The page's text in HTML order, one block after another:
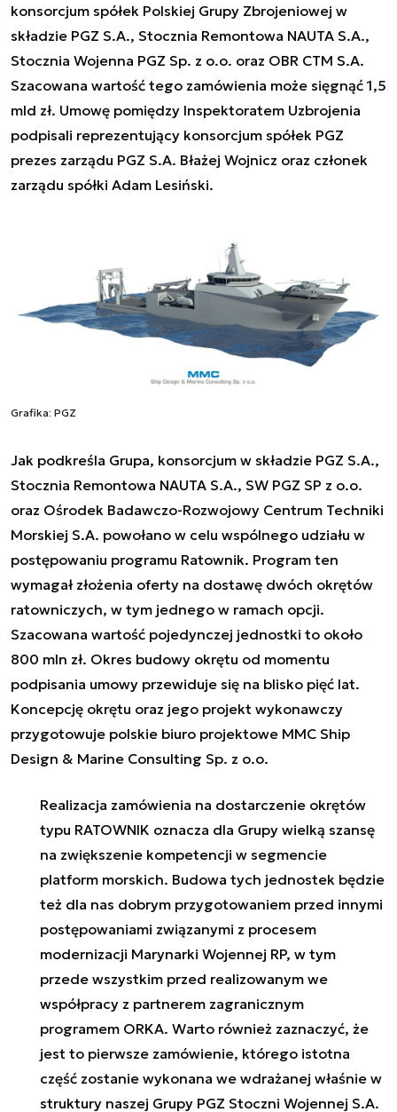
konsorcjum spółek Polskiej Grupy Zbrojeniowej w
składzie PGZ S.A., Stocznia Remontowa NAUTA S.A.,
Stocznia Wojenna PGZ Sp. z o.o. oraz OBR CTM S.A.
Szacowana wartość tego zamówienia może sięgnąć 1,5
mld zł. Umowę pomiędzy Inspektoratem Uzbrojenia
podpisali reprezentujący konsorcjum spółek PGZ
prezes zarządu PGZ S.A. Błażej Wojnicz oraz członek
zarządu spółki Adam Lesiński.
Grafika: PGZ
Jak podkreśla Grupa, konsorcjum w składzie PGZ S.A.,
Stocznia Remontowa NAUTA S.A., SW PGZ SP z o.o.
oraz Ośrodek Badawczo-Rozwojowy Centrum Techniki
Morskiej S.A. powołano w celu wspólnego udziału w
postępowaniu programu Ratownik. Program ten
wymagał złożenia oferty na dostawę dwóch okrętów
ratowniczych, w tym jednego w ramach opcji.
Szacowana wartość pojedynczej jednostki to około
800 mln zł. Okres budowy okrętu od momentu
podpisania umowy przewiduje się na blisko pięć lat.
Koncepcję okrętu oraz jego projekt wykonawczy
przygotowuje polskie biuro projektowe MMC Ship
Design & Marine Consulting Sp. z o.o.
Realizacja zamówienia na dostarczenie okrętów
typu RATOWNIK oznacza dla Grupy wielką szansę
na zwiększenie kompetencji w segmencie
platform morskich. Budowa tych jednostek będzie
też dla nas dobrym przygotowaniem przed innymi
postępowaniami związanymi z procesem
modernizacji Marynarki Wojennej RP, w tym
przede wszystkim przed realizowanym we
współpracy z partnerem zagranicznym
programem ORKA. Warto również zaznaczyć, że
jest to pierwsze zamówienie, którego istotna
część zostanie wykonana we wdrażanej właśnie w
struktury naszej Grupy PGZ Stoczni Wojennej S.A.